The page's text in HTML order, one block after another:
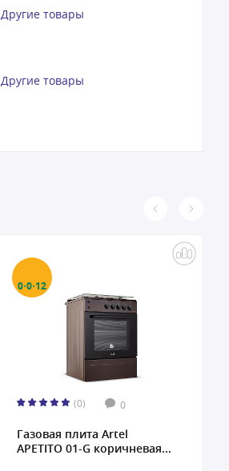
Другие товары
Другие товары
0·0·12
(0) 0
Газовая плита Artel
APETITO 01-G коричневая...